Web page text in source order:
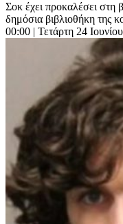
Σοκ έχει προκαλέσει στη
δημόσια βιβλιοθήκη της
00:00 | Τετάρτη 24